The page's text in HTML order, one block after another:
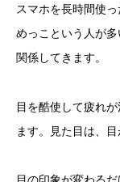
スマホを長時間使
めっこという人が
関係してきます。
目を酷使して疲れ
ます。見た目は、